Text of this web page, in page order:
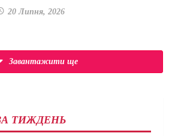
20 Липня, 2026
Завантажити ще
ТИЖДЕНЬ